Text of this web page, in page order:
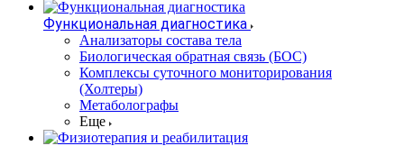
Функциональная диагностика
Анализаторы состава тела
Биологическая обратная связь (БОС)
Комплексы суточного мониторирования
(Холтеры)
Метаболографы
Еще